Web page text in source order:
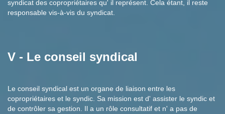
syndicat des copropriétaires qu' il représent. Cela étant, il reste
responsable vis-à-vis du syndicat.
V - Le conseil syndical
Le conseil syndical est un organe de liaison entre les
copropriétaires et le syndic. Sa mission est d' assister le syndic et
de contrôler sa gestion. Il a un rôle consultatif et n' a pas de